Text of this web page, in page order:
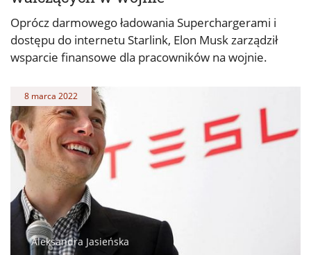
Oprócz darmowego ładowania Superchargerami i
dostępu do internetu Starlink, Elon Musk zarządził
wsparcie finansowe dla pracowników na wojnie.
8 marca 2022
Aleksandra Jasieńska